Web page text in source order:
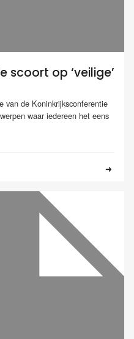
scoort op ‘veilige’
de Koninkrijksconferentie
waar iedereen het eens